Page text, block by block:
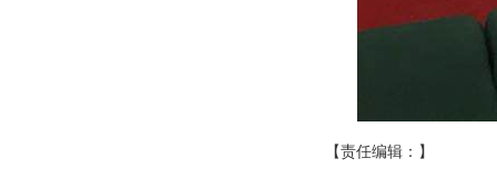
【责任编辑： 】